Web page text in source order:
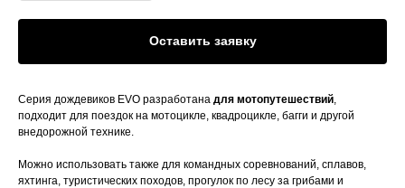
Оставить заявку
Серия дождевиков EVO разработана для мотопутешествий
подходит для поездок на мотоцикле, квадроцикле, багги и другой
внедорожной технике.
Можно использовать также для командных соревнований, сплавов,
яхтинга, туристических походов, прогулок по лесу за грибами и